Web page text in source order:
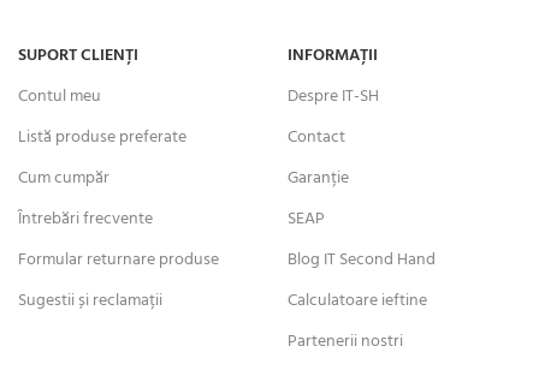
SUPORT CLIENȚI
Contul meu
Listă produse preferate
Cum cumpăr
Întrebări frecvente
Formular returnare produse
Sugestii și reclamații
INFORMAȚII
Despre IT-SH
Contact
Garanție
SEAP
Blog IT Second Hand
Calculatoare ieftine
Partenerii nostri